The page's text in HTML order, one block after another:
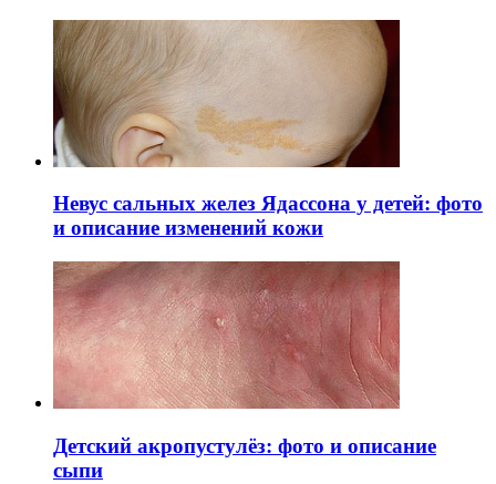
Невус сальных желез Ядассона у детей: фото
и описание изменений кожи
Детский акропустулёз: фото и описание
сыпи